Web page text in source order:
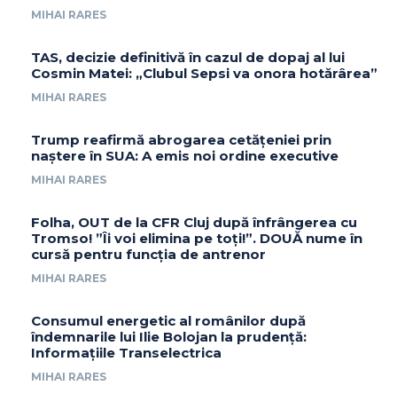
MIHAI RARES
TAS, decizie definitivă în cazul de dopaj al lui
Cosmin Matei: „Clubul Sepsi va onora hotărârea”
MIHAI RARES
Trump reafirmă abrogarea cetățeniei prin
naștere în SUA: A emis noi ordine executive
MIHAI RARES
Folha, OUT de la CFR Cluj după înfrângerea cu
Tromso! ”Îi voi elimina pe toți!”. DOUĂ nume în
cursă pentru funcția de antrenor
MIHAI RARES
Consumul energetic al românilor după
îndemnarile lui Ilie Bolojan la prudență:
Informațiile Transelectrica
MIHAI RARES